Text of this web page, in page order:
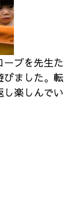
プを先生た
びました。転
楽しんでい